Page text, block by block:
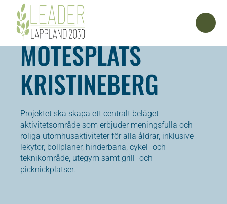
MÖTESPLATS
KRISTINEBERG
Projektet ska skapa ett centralt beläget
aktivitetsområde som erbjuder meningsfulla och
roliga utomhusaktiviteter för alla åldrar, inklusive
lekytor, bollplaner, hinderbana, cykel- och
teknikområde, utegym samt grill- och
picknickplatser.